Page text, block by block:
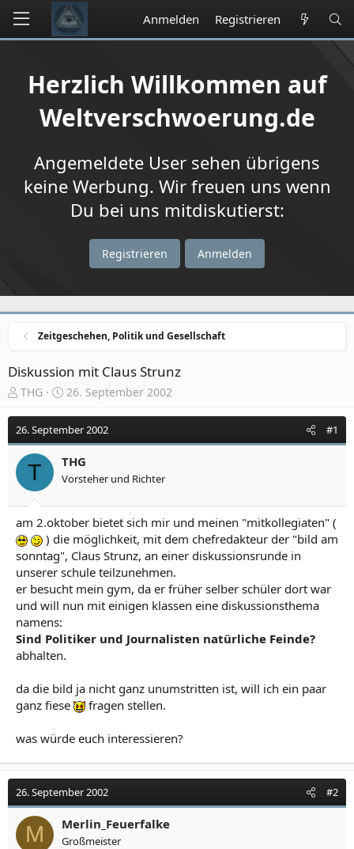
Anmelden Registrieren
Herzlich Willkommen auf
Weltverschwoerung.de
Angemeldete User sehen übrigens
keine Werbung. Wir freuen uns wenn
Du bei uns mitdiskutierst:
Registrieren Anmelden
Zeitgeschehen, Politik und Gesellschaft
Diskussion mit Claus Strunz
E
s
t
l
r
THG
E
s
t
l
l
a
m
26. September 2002
26. September 2002 #1
T THG
Vorsteher und Richter
am 2.oktober bietet sich mir und meinen "mitkollegiaten" (
) die möglichkeit, mit dem chefredakteur der "bild am
sonntag", Claus Strunz, an einer diskussionsrunde in
unserer schule teilzunehmen.
er besucht mein gym, da er früher selber schüler dort war
und will nun mit einigen klassen eine diskussionsthema
namens:
Sind Politiker und Journalisten natürliche Feinde?
abhalten.
da die bild ja nicht ganz unumstritten ist, will ich ein paar
ganz fiese
fragen stellen.
was würde euch interessieren?
26. September 2002 #2
M Merlin_Feuerfalke
Großmeister